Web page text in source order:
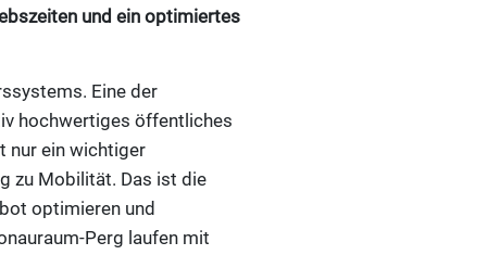
und ein optimiertes
Eine der
hochwertiges öffentliches
nur ein wichtiger
zu Mobilität. Das ist die
optimieren und
Perg laufen mit